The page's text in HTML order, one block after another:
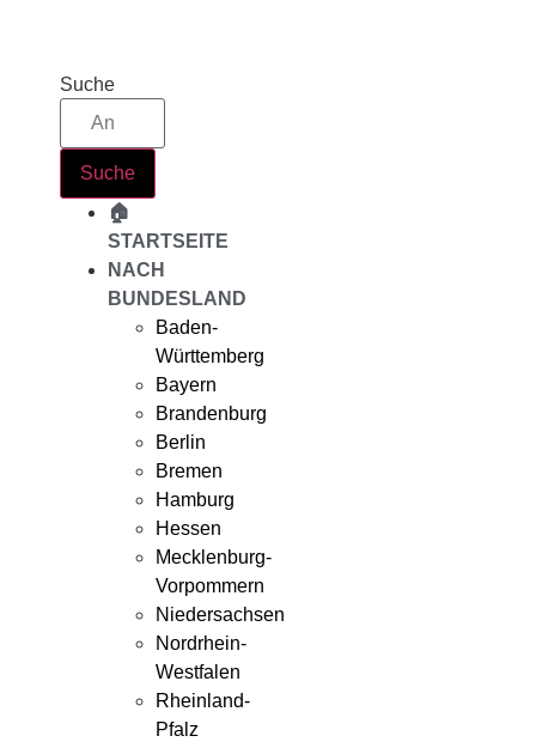
Suche
Suche
🏠
STARTSEITE
NACH
BUNDESLAND
Baden-
Württemberg
Bayern
Brandenburg
Berlin
Bremen
Hamburg
Hessen
Mecklenburg-
Vorpommern
Niedersachsen
Nordrhein-
Westfalen
Rheinland-
Pfalz